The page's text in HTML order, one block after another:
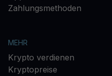
Zahlungsmethoden
MEHR
Krypto verdienen
Kryptopreise